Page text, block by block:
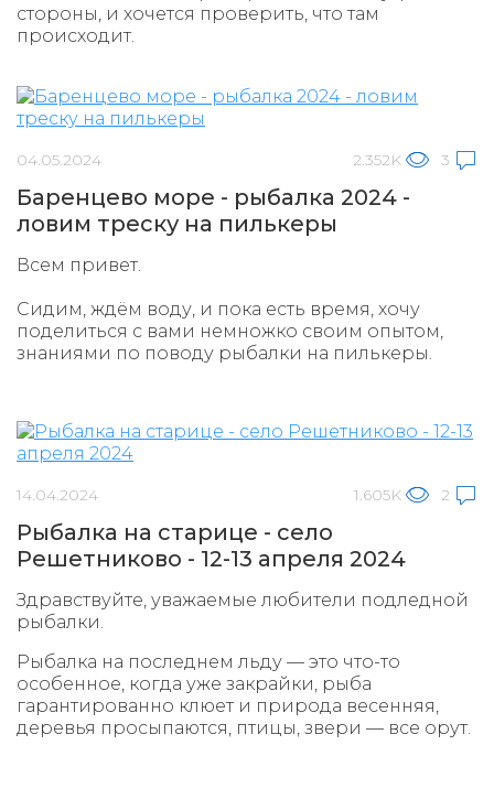
стороны, и хочется проверить, что там
происходит.
04.05.2024 2.352K 3
Баренцево море - рыбалка 2024 -
ловим треску на пилькеры
Всем привет.
Сидим, ждём воду, и пока есть время, хочу
поделиться с вами немножко своим опытом,
знаниями по поводу рыбалки на пилькеры.
14.04.2024 1.605K 2
Рыбалка на старице - село
Решетниково - 12-13 апреля 2024
Здравствуйте, уважаемые любители подледной
рыбалки.
Рыбалка на последнем льду — это что-то
особенное, когда уже закрайки, рыба
гарантированно клюет и природа весенняя,
деревья просыпаются, птицы, звери — все орут.